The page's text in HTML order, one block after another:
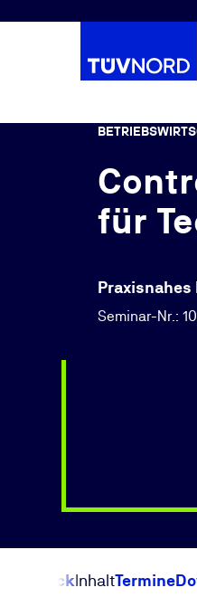
Springe zum Hauptinhalt
für
Seminar-Nr.:
ÜberblickInhaltTermine